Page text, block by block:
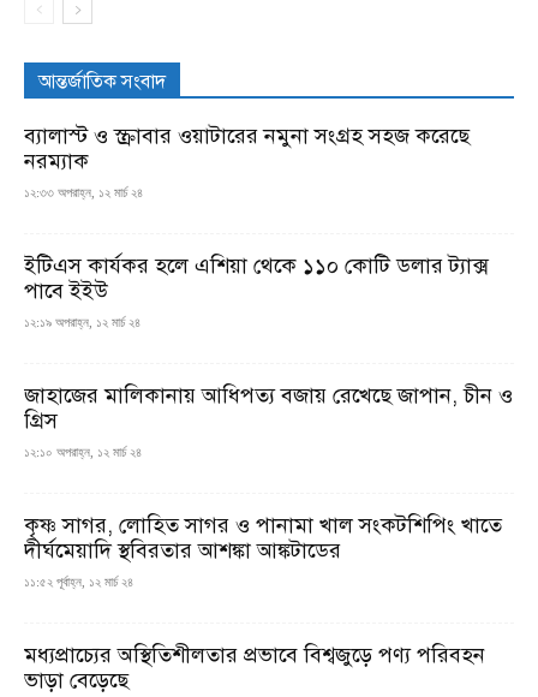
আন্তর্জাতিক সংবাদ
ব্যালাস্ট ও স্ক্রাবার ওয়াটারের নমুনা সংগ্রহ সহজ করেছে
নরম্যাক
১২:৩৩ অপরাহ্ন, ১২ মার্চ ২৪
ইটিএস কার্যকর হলে এশিয়া থেকে ১১০ কোটি ডলার ট্যাক্স
পাবে ইইউ
১২:১৯ অপরাহ্ন, ১২ মার্চ ২৪
জাহাজের মালিকানায় আধিপত্য বজায় রেখেছে জাপান, চীন ও
গ্রিস
১২:১০ অপরাহ্ন, ১২ মার্চ ২৪
কৃষ্ণ সাগর, লোহিত সাগর ও পানামা খাল সংকটশিপিং খাতে
দীর্ঘমেয়াদি স্থবিরতার আশঙ্কা আঙ্কটাডের
১১:৫২ পূর্বাহ্ন, ১২ মার্চ ২৪
মধ্যপ্রাচ্যের অস্থিতিশীলতার প্রভাবে বিশ্বজুড়ে পণ্য পরিবহন
ভাড়া বেড়েছে